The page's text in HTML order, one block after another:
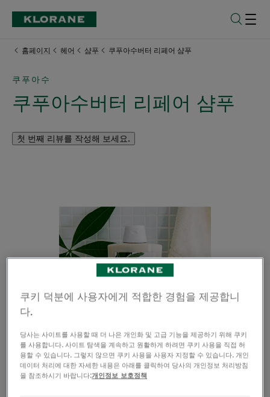
홈페이지 헤어 샴푸 쿠푸아수버터 리페어 샴푸
쿠푸아수
쿠푸아수버터 리페어 샴푸
첫 번째 리뷰를 작성해 보세요.
쿠키 덕분에 사용자에게 적합한 경험을 제공합니
다.
당사는 사이트를 사용할 때 더 나은 개인화 및 고급 기능을 제공하기 위해 쿠키
를 사용합니다. 사이트 탐색을 계속하고 원활하게 하려면 쿠키 사용을 직접 허
용할 수 있습니다. 그렇지 않으면 쿠키 사용을 사용자 지정할 수 있습니다. 개인
데이터 처리에 대한 자세한 내용은 아래를 클릭하여 당사의 개인정보 처리방침
을 참조하시기 바랍니다:개인정보 보호정책